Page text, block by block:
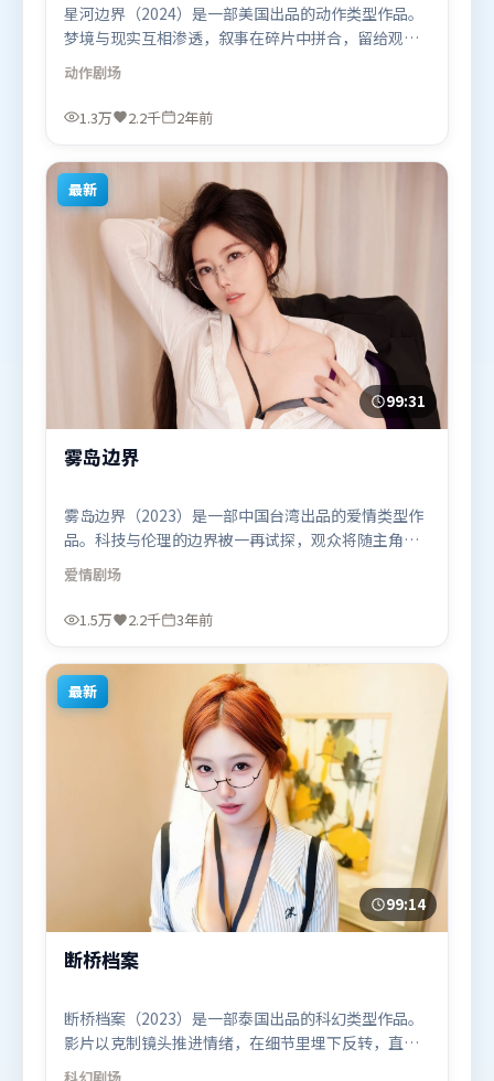
星河边界（2024）是一部美国出品的动作类型作品。
梦境与现实互相渗透，叙事在碎片中拼合，留给观众
回味空间。叙事线索多线并进，最终在关键节点收
束。由薛晓路执导，汤姆·哈迪、肖战、托尼·贾，
宋康昊等联袂出演。影片于2024年8月22日（美国）
看。
动作剧场
1.3万 2.2千 2年前
最新
99:31
雾岛边界
雾岛边界（2023）是一部中国台湾出品的爱情类型作
品。科技与伦理的边界被一再试探，观众将随主角一
起经历道德震荡。动作场面设计讲究空间与节奏，文
戏部分同样扎实耐嚼。由克里斯托弗·诺兰执导，基
里安·墨菲、马东锡、孙艺珍，章子怡等联袂出演。
上线，适合喜欢爱情题材的观众观看。
爱情剧场
1.5万 2.2千 3年前
最新
99:14
断桥档案
断桥档案（2023）是一部泰国出品的科幻类型作品。
影片以克制镜头推进情绪，在细节里埋下反转，直至
最后一刻才揭开谜底。动作场面设计讲究空间与节